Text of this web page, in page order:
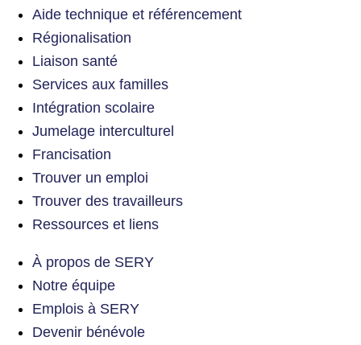
Aide technique et référencement
Régionalisation
Liaison santé
Services aux familles
Intégration scolaire
Jumelage interculturel
Francisation
Trouver un emploi
Trouver des travailleurs
Ressources et liens
À propos de SERY
Notre équipe
Emplois à SERY
Devenir bénévole